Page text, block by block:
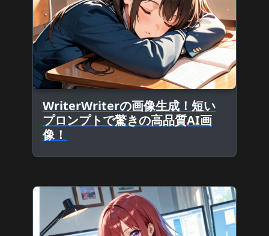
WriterWriterの画像生成！短い
プロンプトで驚きの高品質AI画
像！